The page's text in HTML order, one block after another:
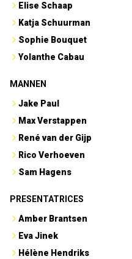
Elise Schaap
Katja Schuurman
Sophie Bouquet
Yolanthe Cabau
MANNEN
Jake Paul
Max Verstappen
René van der Gijp
Rico Verhoeven
Sam Hagens
PRESENTATRICES
Amber Brantsen
Eva Jinek
Hélène Hendriks